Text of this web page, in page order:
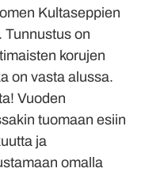
Kultaseppien
Tunnustus on
korujen
on vasta alussa.
Vuoden
tuomaan esiin
ja
omalla